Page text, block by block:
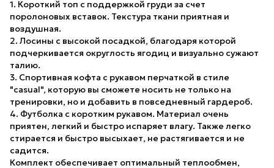
1. Короткий топ с поддержкой груди за счет
поролоновых вставок. Текстура ткани приятная и
воздушная.
2. Лосины с высокой посадкой, благодаря которой
подчеркивается округлость ягодиц и визуально сужают
талию.
3. Спортивная кофта с рукавом перчаткой в стиле
"casual", которую вы сможете носить не только на
тренировки, но и добавить в повседневный гардероб.
4. Футболка с коротким рукавом. Материал очень
приятен, легкий и быстро испаряет влагу. Также легко
стирается и быстро высыхает, не растягивается и не
садится.
Комплект обеспечивает оптимальный теплообмен,